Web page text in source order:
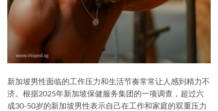
新加坡男性面临的工作压力和生活节奏常常让人感到精力不
济。根据2025年新加坡保健服务集团的一项调查，超过六
成30-50岁的新加坡男性表示自己在工作和家庭的双重压力